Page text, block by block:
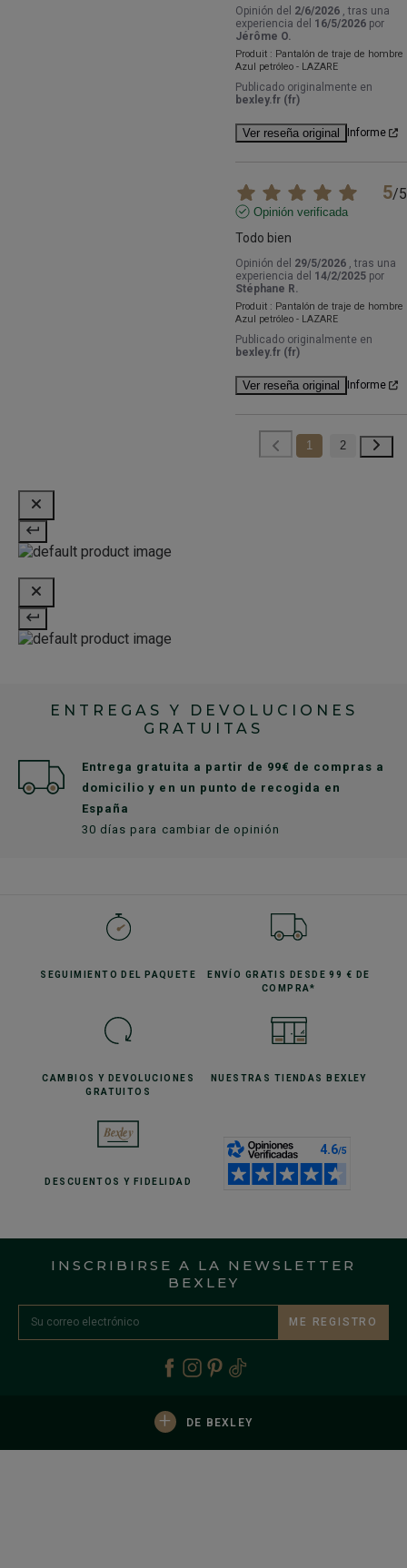
Opinión del 2/6/2026 , tras una
experiencia del 16/5/2026 por
Jérôme O.
Produit : Pantalón de traje de hombre
Azul petróleo - LAZARE
Publicado originalmente en
bexley.fr (fr)
Ver reseña original Informe
5/5
Opinión verificada
Todo bien
Opinión del 29/5/2026 , tras una
experiencia del 14/2/2025 por
Stéphane R.
Produit : Pantalón de traje de hombre
Azul petróleo - LAZARE
Publicado originalmente en
bexley.fr (fr)
Ver reseña original Informe
1 2
ENTREGAS Y DEVOLUCIONES
GRATUITAS
Entrega gratuita a partir de 99€ de compras a
domicilio y en un punto de recogida en
España
30 días para cambiar de opinión
SEGUIMIENTO DEL PAQUETE ENVÍO GRATIS
DESDE 99 € DE
COMPRA*
CAMBIOS Y DEVOLUCIONES
GRATUITOS
NUESTRAS TIENDAS BEXLEY
DESCUENTOSY FIDELIDAD
INSCRIBIRSE A LA NEWSLETTER
BEXLEY
ME REGISTRO
+ DE BEXLEY